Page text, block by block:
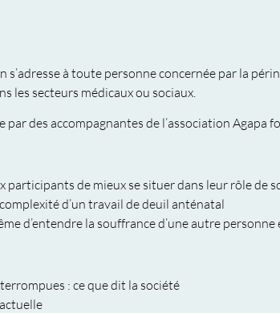
s’adresse à toute personne concernée par la
les secteurs médicaux ou sociaux.
par des accompagnantes de l’association Agapa
participants de mieux se situer dans leur rôle de
d’un travail de deuil anténatal
d’entendre la souffrance d’une autre
: ce que dit la société